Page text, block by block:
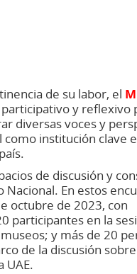
de su labor, el
y reflexivo
diversasvocesy
institución clave
país.
de discusión y
Nacional. En estos
octubre de 2023, con
participantes en la
y más de 20
de la discusión
UAE.